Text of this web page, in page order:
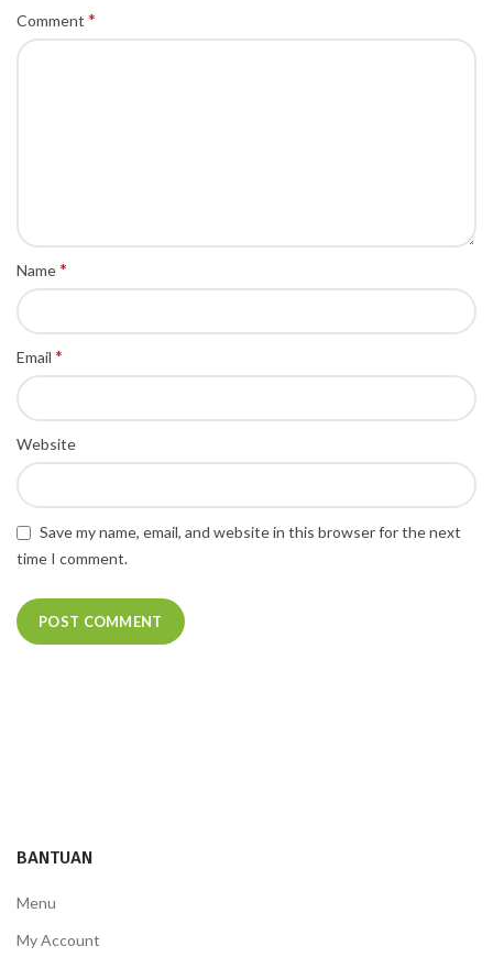
Comment *
Name*
Email *
Website
Save my name, email, and website in this browser for the next
time I comment.
BANTUAN
Menu
My Account